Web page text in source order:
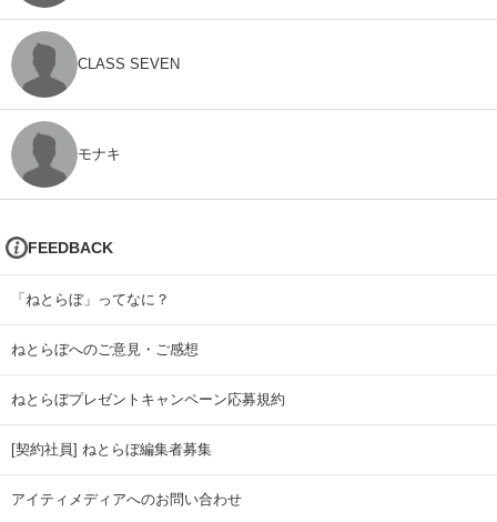
CLASS SEVEN
モナキ
FEEDBACK
「ねとらぼ」ってなに？
ねとらぼへのご意見・ご感想
ねとらぼプレゼントキャンペーン応募規約
[契約社員] ねとらぼ編集者募集
アイティメディアへのお問い合わせ